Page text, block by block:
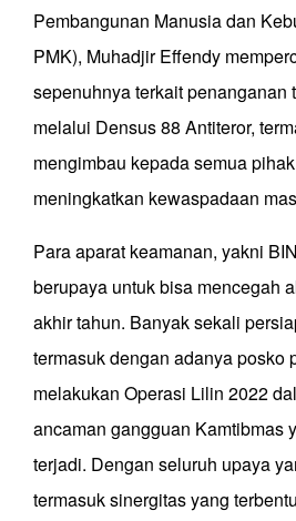
Pembangunan Manusia dan
PMK), Muhadjir Effendy
sepenuhnya terkait penanganan
melalui Densus 88 Antiteror,
mengimbau kepada semua
meningkatkan kewaspadaan
Para aparat keamanan, yakni
berupaya untuk bisa mencegah
akhir tahun. Banyak sekali
termasuk dengan adanya posko
melakukan Operasi Lilin 2022
ancaman gangguan Kamtibmas
terjadi. Dengan seluruh upaya
termasuk sinergitas yang